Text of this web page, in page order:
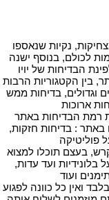
נקיות שנאספו
לכולם, בנוסף ישנה
הבדיחות של יויו
בין הקטגוריות הרבות
וגדולים, בדיחות ממש
ארוכות
רמת הבדיחות באתר
באתר : בדיחות חזקות,
פוליטיקה
בעצם תוכלו למצוא
ועד עדות,
ועוד
ואין כל כוונה לפגוע